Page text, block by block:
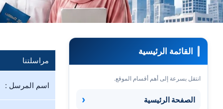
مراسلتنا
اسم المرسل :
القائمة الرئيسية
انتقل بسرعة إلى أهم أقسام الموقع.
الصفحة الرئيسية